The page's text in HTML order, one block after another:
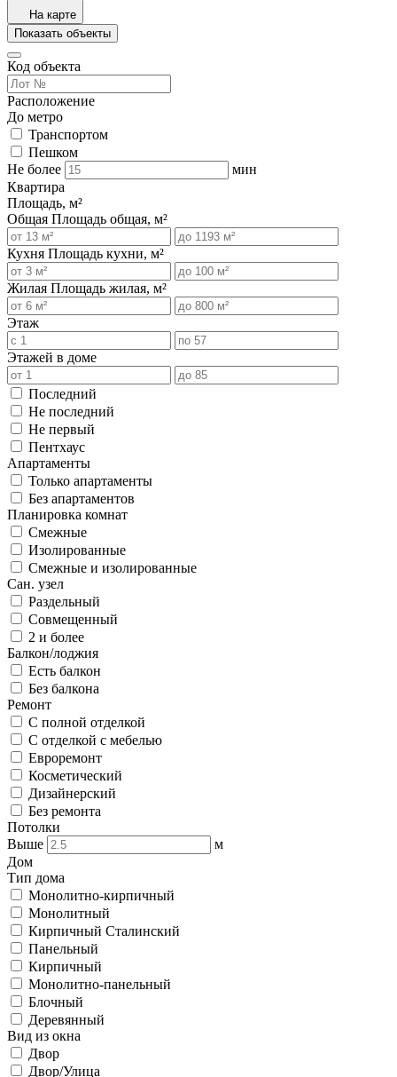
На карте
Показать объекты
Код объекта
Расположение
До метро
Транспортом
Пешком
Не более
мин
Квартира
Площадь, м²
Общая Площадь общая, м²
Кухня Площадь кухни, м²
Жилая Площадь жилая, м²
Этаж
Этажей в доме
Последний
Не последний
Не первый
Пентхаус
Апартаменты
Только апартаменты
Без апартаментов
Планировка комнат
Смежные
Изолированные
Смежные и изолированные
Сан. узел
Раздельный
Совмещенный
2 и более
Балкон/лоджия
Есть балкон
Без балкона
Ремонт
С полной отделкой
С отделкой с мебелью
Евроремонт
Косметический
Дизайнерский
Без ремонта
Потолки
Выше
м
Дом
Тип дома
Монолитно-кирпичный
Монолитный
Кирпичный Сталинский
Панельный
Кирпичный
Монолитно-панельный
Блочный
Деревянный
Вид из окна
Двор
Двор/Улица